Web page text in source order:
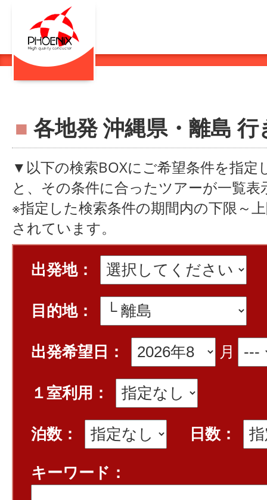
■ 各地発 沖縄県・離島 行
▼以下の検索BOXにご希望条件を指定
と、その条件に合ったツアーが一覧表
※指定した検索条件の期間内の下限～
されています。
出発地：
目的地：
出発希望日：
月
１室利用：
泊数：
日数：
キーワード：